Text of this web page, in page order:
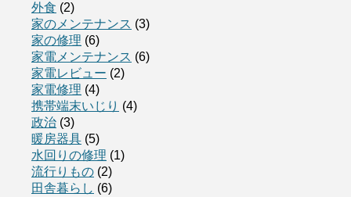
外食 (2)
家のメンテナンス (3)
家の修理 (6)
家電メンテナンス (6)
家電レビュー (2)
家電修理 (4)
携帯端末いじり (4)
政治 (3)
暖房器具 (5)
水回りの修理 (1)
流行りもの (2)
田舎暮らし (6)